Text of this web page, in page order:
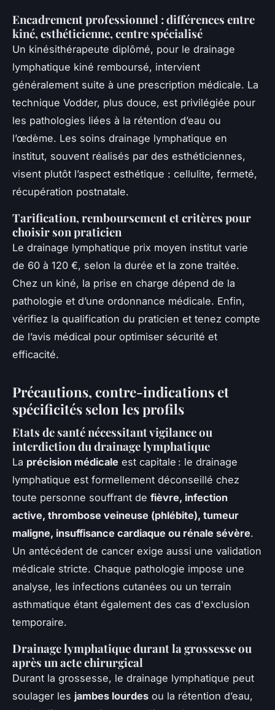
Encadrement professionnel : différences entre
kiné, esthéticienne, centre spécialisé
Un kinésithérapeute diplômé, pour le drainage
lymphatique kiné remboursé, intervient
généralement suite à une prescription médicale. La
technique Vodder, plus douce, est privilégiée pour
les pathologies liées à la rétention d’eau ou
l’œdème. Les soins drainage lymphatique en
institut, souvent réalisés par des esthéticiennes,
visent plutôt l’aspect esthétique : cellulite, fermeté,
récupération postnatale.
Tarification, remboursement et critères pour
choisir son praticien
Le drainage lymphatique prix moyen institut varie
de 60 à 120 €, selon la durée et la zone traitée.
Chez un kiné, la prise en charge dépend de la
pathologie et d’une ordonnance médicale. Enfin,
vérifiez la qualification du praticien et tenez compte
de l’avis médical pour optimiser sécurité et
efficacité.
Précautions, contre-indications et
spécificités selon les profils
Etats de santé nécessitant vigilance ou
interdiction du drainage lymphatique
La précision médicale est capitale : le drainage
lymphatique est formellement déconseillé chez
toute personne souffrant de fièvre, infection
active, thrombose veineuse (phlébite), tumeur
maligne, insuffisance cardiaque ou rénale sévère.
Un antécédent de cancer exige aussi une validation
médicale stricte. Chaque pathologie impose une
analyse, les infections cutanées ou un terrain
asthmatique étant également des cas d'exclusion
temporaire.
Drainage lymphatique durant la grossesse ou
après un acte chirurgical
Durant la grossesse, le drainage lymphatique peut
soulager les jambes lourdes ou la rétention d’eau,